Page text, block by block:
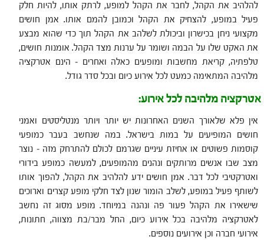
להלהיב את הקהל, לחבר את הקהל למופע, לרתק אותו, להיות חלק
פעיל במופע, להצחיק את הקהל וכמובן להמם אותו. אמן חושים
מקצועי ניחן בכישרון וביכולת לשלהב את הקהל תוך כדי שהוא מבצע
את האקט שלו על הבמה ושומר על ערנות מצד הקהל. אומנות חושים,
טלפתיה, קריאת מחשבות ומופעים כאלה ואחרים – הינם אטרקציה
מלהיבה המתאימה כמעט לכל אירוע כיום ובכל סדר גודל.
אטרקציה מלהיבה לכל אירוע:
אין פלא שלאורך השנים האחרונות יש יותר ויותר מנטליסטים ואמני
חושים המופיעים על במות בישראל. במה שנחשב בעבר כמופעי
קוסמות פשוטים או אחיזת עיניים שגרמם לכולם להתרחק מזה – נוצר
מצב שבו אנשים מרותקים ונהנים מהמופעים, למעשה כמופע בידורי
ואטרקטיבי לכל דבר. אמן חושים ידע להלהיב את הקהל, להפוך אותו
לשותף פעיל במופע, לשלב הומור שנון לצד חלקי מופע קצרים וארוכים
שישאירו את הקהל פעור פה ונהנה במיוחד. מופע מסוג זה נחשב
לאטרקציה מלהיבה בכל אירוע כיום, החל מבר/בת מצווה, חתונות,
אירועי חברה וכן אירועים נוספים.